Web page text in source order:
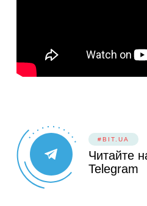
#BIT.UA
Читайте
Telegram